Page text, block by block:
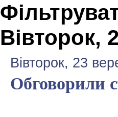
Вівторок,
Вівторок, 23
Обговорили